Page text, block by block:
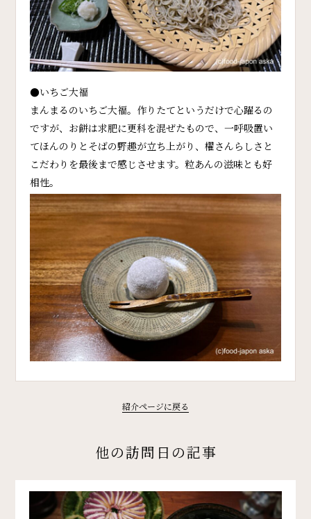
●いちご大福
まんまるのいちご大福。作りたてというだけで心躍るの
ですが、お餅は求肥に更科を混ぜたもので、一呼吸置い
てほんのりとそばの野趣が立ち上がり、櫂さんらしさと
こだわりを最後まで感じさせます。粒あんの滋味とも好
相性。
紹介ページに戻る
他の訪問日の記事